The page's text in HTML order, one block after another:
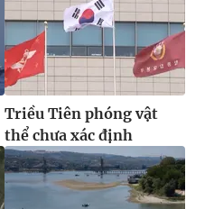
Triều Tiên phóng vật
thể chưa xác định